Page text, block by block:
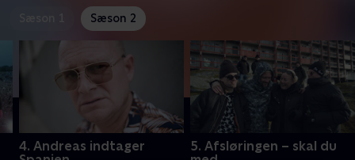
Sæson 2
4. Andreas indtager
5. Afsløringen – skal du